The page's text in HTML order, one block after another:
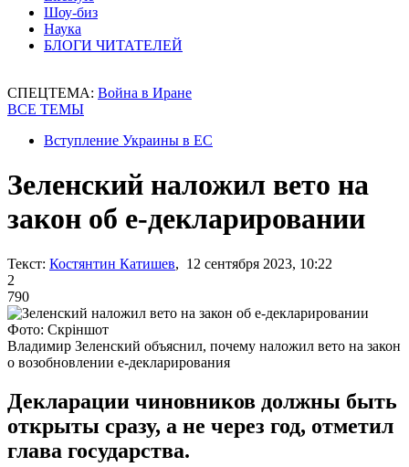
Шоу-биз
Наука
БЛОГИ ЧИТАТЕЛЕЙ
СПЕЦТЕМА: Война в Иране
ВСЕ ТЕМЫ
Вступление Украины в ЕС
Зеленский наложил вето на
закон об е-декларировании
Текст: Костянтин Катишев, 12 сентября 2023, 10:22
2
790
Фото: Скріншот
Владимир Зеленский объяснил, почему наложил вето на закон
о возобновлении е-декларирования
Декларации чиновников должны быть
открыты сразу, а не через год, отметил
глава государства.